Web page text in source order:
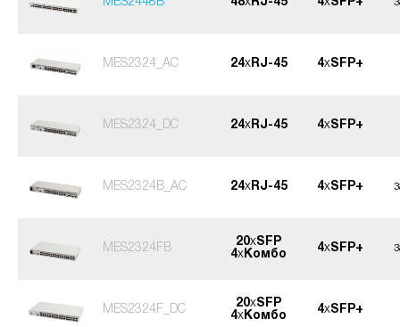
MES2324_AC 24xRJ-45 4xSFP+
MES2324_DC 24xRJ-45 4xSFP+
MES2324B_AC 24xRJ-45 4xSFP+
MES2324FB
20xSFP
4x Комбо
4xSFP+
MES2324F_DC
20xSFP
4x Комбо
4xSFP+